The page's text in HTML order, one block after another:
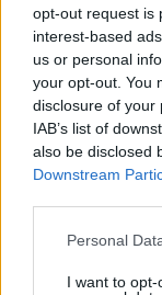
opt-out request is
interest-based
us or personal
your opt-out. You
disclosure of your
IAB’s list of
also be disclosed
Downstream
Please note that
not limited to
Personal
I want to